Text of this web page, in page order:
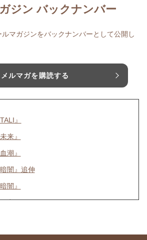
ジン バックナンバー
マガジンをバックナンバーとして公開し
メルマガを購読する
』
来』
潮』
闇』追伸
闇』
申』
京』